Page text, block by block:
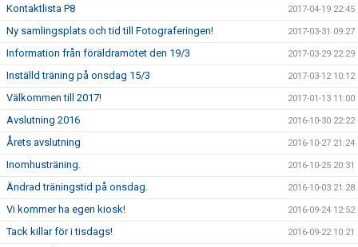
Kontaktlista P8 2017-04-19 22:45
Ny samlingsplats och tid till Fotograferingen! 2017-03-31 09:27
Information från föräldramötet den 19/3 2017-03-29 22:29
Inställd träning på onsdag 15/3 2017-03-12 10:12
Välkommen till 2017! 2017-01-13 11:00
Avslutning 2016 2016-10-30 22:22
Årets avslutning 2016-10-27 21:24
Inomhusträning. 2016-10-25 20:31
Ändrad träningstid på onsdag. 2016-10-03 21:28
Vi kommer ha egen kiosk! 2016-09-24 12:52
Tack killar för i tisdags! 2016-09-22 10:21